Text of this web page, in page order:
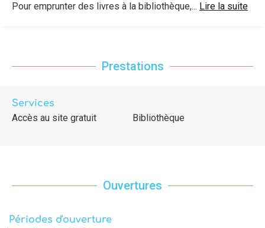
Pour emprunter des livres à la bibliothèque,... Lire la suite
Prestations
Services
Accès au site gratuit Bibliothèque
Ouvertures
Périodes d'ouverture